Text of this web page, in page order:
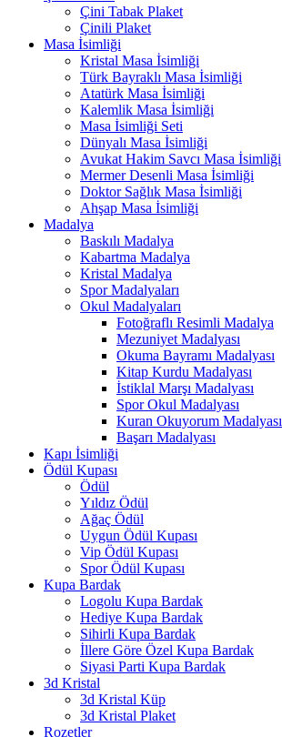
Çini Tabak Plaket
Çinili Plaket
Masa İsimliği
Kristal Masa İsimliği
Türk Bayraklı Masa İsimliği
Atatürk Masa İsimliği
Kalemlik Masa İsimliği
Masa İsimliği Seti
Dünyalı Masa İsimliği
Avukat Hakim Savcı Masa İsimliği
Mermer Desenli Masa İsimliği
Doktor Sağlık Masa İsimliği
Ahşap Masa İsimliği
Madalya
Baskılı Madalya
Kabartma Madalya
Kristal Madalya
Spor Madalyaları
Okul Madalyaları
Fotoğraflı Resimli Madalya
Mezuniyet Madalyası
Okuma Bayramı Madalyası
Kitap Kurdu Madalyası
İstiklal Marşı Madalyası
Spor Okul Madalyası
Kuran Okuyorum Madalyası
Başarı Madalyası
Kapı İsimliği
Ödül Kupası
Ödül
Yıldız Ödül
Ağaç Ödül
Uygun Ödül Kupası
Vip Ödül Kupası
Spor Ödül Kupası
Kupa Bardak
Logolu Kupa Bardak
Hediye Kupa Bardak
Sihirli Kupa Bardak
İllere Göre Özel Kupa Bardak
Siyasi Parti Kupa Bardak
3d Kristal
3d Kristal Küp
3d Kristal Plaket
Rozetler